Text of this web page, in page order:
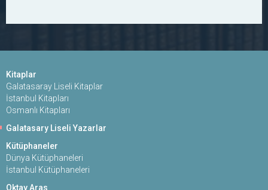
Kitaplar
Galatasaray Liseli Kitaplar
İstanbul Kitapları
Osmanlı Kitapları
Galatasary Liseli Yazarlar
Kütüphaneler
Dünya Kütüphaneleri
İstanbul Kütüphaneleri
Oktay Aras